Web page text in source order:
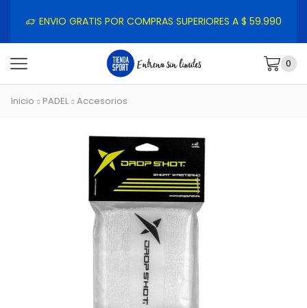
ENVIO GRATIS POR COMPRAS SUPERIORES A $ 59.990
0
Inicio PADEL Accesorios